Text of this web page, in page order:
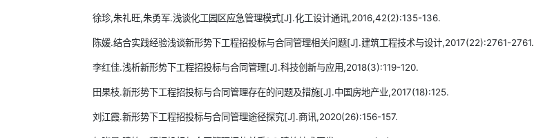
徐珍,朱礼旺,朱勇军.浅谈化工园区应急管理模式[J].化工设计通讯,2016,42(2):135-136.
陈媛.结合实践经验浅谈新形势下工程招投标与合同管理相关问题[J].建筑工程技术与设计,2017(22):2761-2761.
李红佳.浅析新形势下工程招投标与合同管理[J].科技创新与应用,2018(3):119-120.
田果枝.新形势下工程招投标与合同管理存在的问题及措施[J].中国房地产业,2017(18):125.
刘江霞.新形势下工程招投标与合同管理途径探究[J].商讯,2020(26):156-157.